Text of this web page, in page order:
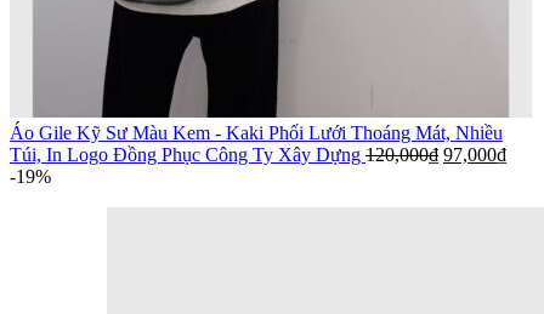
Áo Gile Kỹ Sư Màu Kem - Kaki Phối Lưới Thoáng Mát, Nhiều
Túi, In Logo Đồng Phục Công Ty Xây Dựng 120,000₫ 97,000₫
-19%